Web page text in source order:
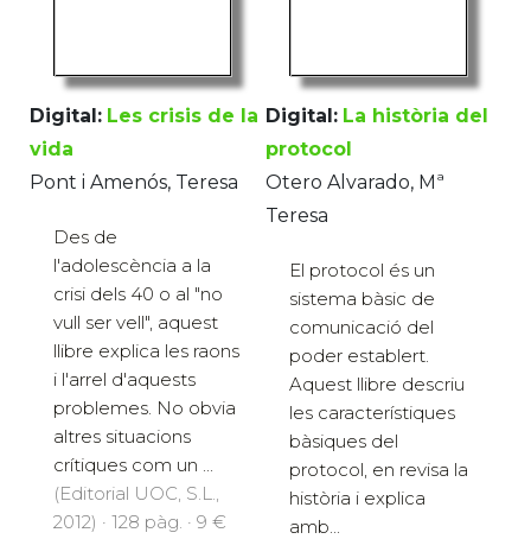
Digital: Les crisis de la
vida
Pont i Amenós, Teresa
Des de
l'adolescència a la
crisi dels 40 o al "no
vull ser vell", aquest
llibre explica les raons
i l'arrel d'aquests
problemes. No obvia
altres situacions
crítiques com un ...
(Editorial UOC, S.L.,
2012) · 128 pàg. · 9 €
Digital: La història del
protocol
Otero Alvarado, Mª
Teresa
El protocol és un
sistema bàsic de
comunicació del
poder establert.
Aquest llibre descriu
les característiques
bàsiques del
protocol, en revisa la
història i explica
amb...